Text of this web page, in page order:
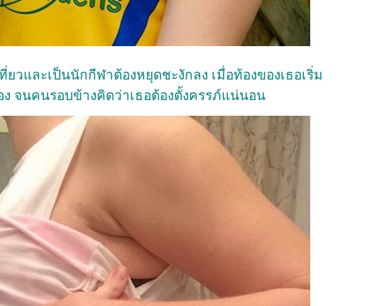
วและเป็นนักกีฬาต้องหยุดชะงักลง เมื่อท้องของเธอเริ่ม
จนคนรอบข้างคิดว่าเธอต้องตั้งครรภ์แน่นอน